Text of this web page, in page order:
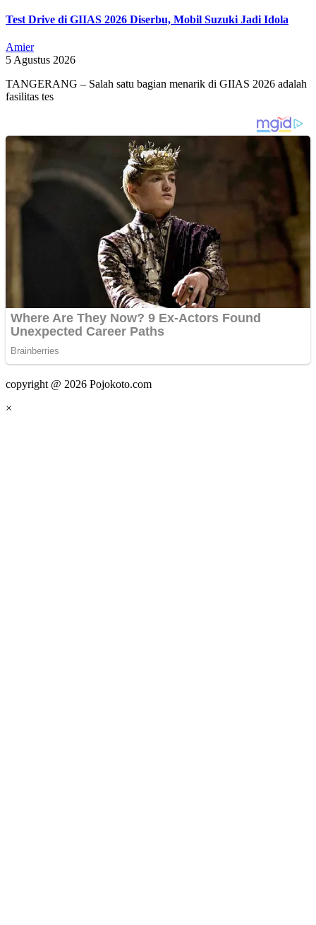
Test Drive di GIIAS 2026 Diserbu, Mobil Suzuki Jadi Idola
Amier
5 Agustus 2026
TANGERANG – Salah satu bagian menarik di GIIAS 2026 adalah
fasilitas tes
copyright @ 2026 Pojokoto.com
×